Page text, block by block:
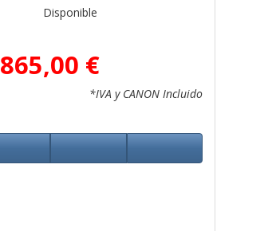
Disponible
865,00 €
*IVA y CANON Incluido